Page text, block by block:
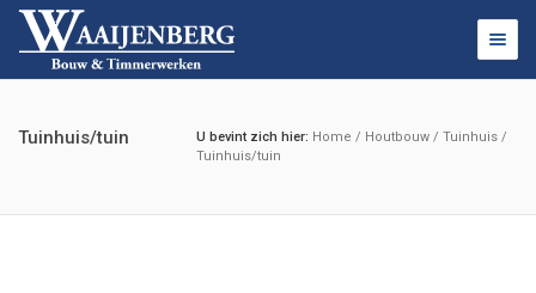
Tuinhuis/tuin U bevint zich hier: Home / Houtbouw /Tuinhuis /
Tuinhuis/tuin